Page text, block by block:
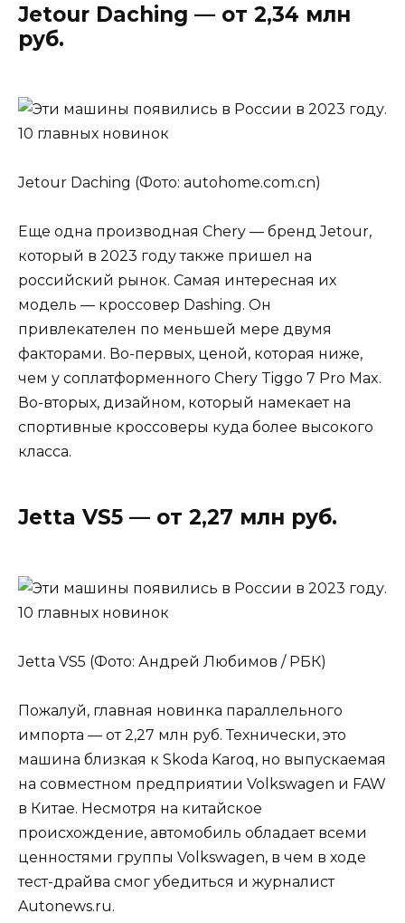
Jetour Daching — от 2,34 млн
руб.
Jetour Daching (Фото: autohome.com.cn)
Еще одна производная Chery — бренд Jetour,
который в 2023 году также пришел на
российский рынок. Самая интересная их
модель — кроссовер Dashing. Он
привлекателен по меньшей мере двумя
факторами. Во-первых, ценой, которая ниже,
чем у соплатформенного Chery Tiggo 7 Pro Max.
Во-вторых, дизайном, который намекает на
спортивные кроссоверы куда более высокого
класса.
Jetta VS5 — от 2,27 млн руб.
Jetta VS5 (Фото: Андрей Любимов / РБК)
Пожалуй, главная новинка параллельного
импорта — от 2,27 млн руб. Технически, это
машина близкая к Skoda Karoq, но выпускаемая
на совместном предприятии Volkswagen и FAW
в Китае. Несмотря на китайское
происхождение, автомобиль обладает всеми
ценностями группы Volkswagen, в чем в ходе
тест-драйва смог убедиться и журналист
Autonews.ru.